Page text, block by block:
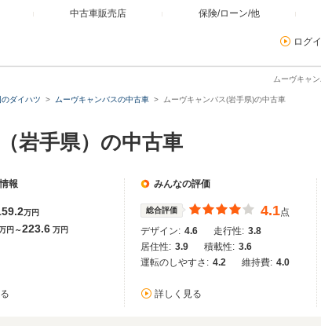
中古車販売店 保険/ローン/他
ログ
ムーヴキャ
のダイハツ ムーヴキャンバスの中古車 ムーヴキャンバス(岩手県)の中古車
岩手県）の中古車
報
万円
円～223.6 万円
みんなの評価
総合評価 4.1点
デザイン: 4.6 走行性: 3.8
居住性: 3.9 積載性: 3.6
運転のしやすさ: 4.2 維持費: 4.0
詳しく見る